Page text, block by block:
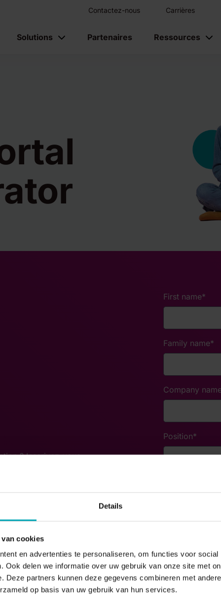
Details
cookies
en advertenties te personaliseren, om functies voor
Ook delen we informatie over uw gebruik van onze site met
Deze partners kunnen deze gegevens combineren met
op basis van uw gebruik van hun services.
Contactez-nous Carrières
Solutions Partenaires Ressources
? Inscrivez-vous
jours, vous pourrez
:
Portal Managers et
MyDstny.
opportunités
trouver de nouveaux
blancs, vidéos,
chez Dstny.
Commercial, un
commander facilement
First name*
Family name*
Company
Position*
Last invoice